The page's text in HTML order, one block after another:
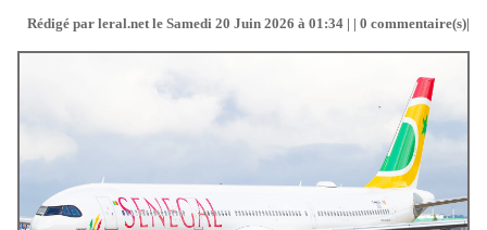
Rédigé par leral.net le Samedi 20 Juin 2026 à 01:34 | | 0 commentaire(s)|